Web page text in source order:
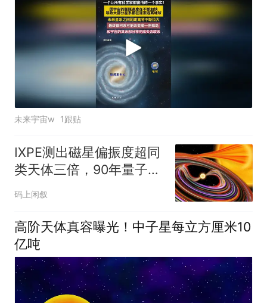
未来宇宙w 1跟贴
IXPE测出磁星偏振度超同
类天体三倍，90年量子理
论或首次直接证实
码上闲叙
高阶天体真容曝光！中子星每立方厘米10
亿吨